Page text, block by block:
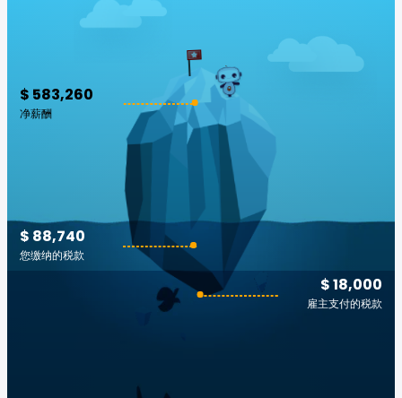
$ 583,260
净薪酬
$ 18,000
雇主支付的税款
$ 88,740
您缴纳的税款